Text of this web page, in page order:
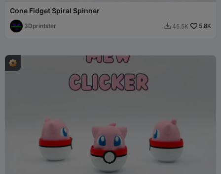
Cone Fidget Spiral Spinner
3Dprintster  45.5K 5.8K